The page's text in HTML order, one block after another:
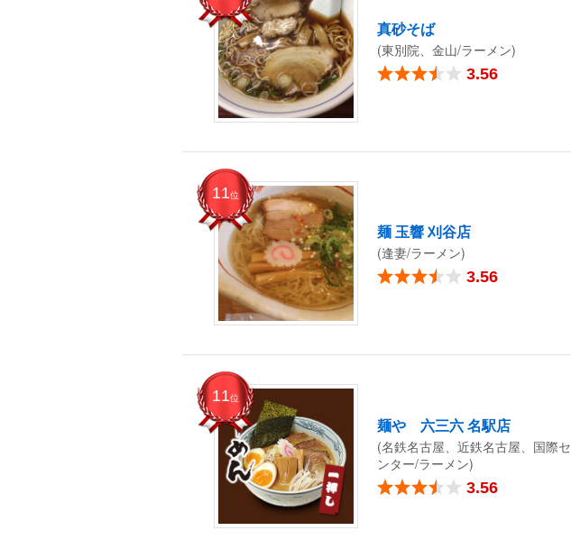
真砂そば
(東別院、金山/ラーメン)
3.56
11位
麺 玉響 刈谷店
(逢妻/ラーメン)
3.56
11位
麺や 六三六 名駅店
(名鉄名古屋、近鉄名古屋、国際セ
ンター/ラーメン)
3.56